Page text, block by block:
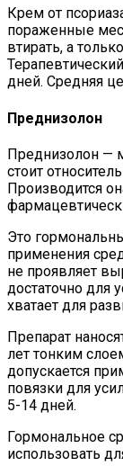
Крем от
пораженные
втирать, а
дней. Средняя
Преднизолон
Преднизолон —
стоит
Производится
Это
применения
не проявляет
достаточно для
хватает для
Препарат
лет тонким
допускается
повязки для
5-14 дней.
Гормональное
использовать